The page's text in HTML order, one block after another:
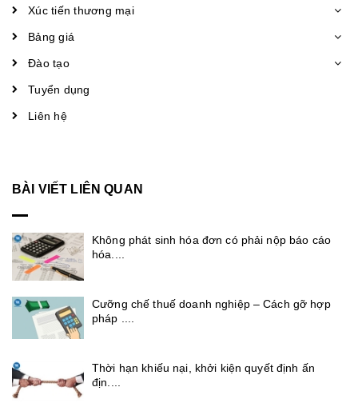
Xúc tiến thương mại
Bảng giá
Đào tạo
Tuyển dụng
Liên hệ
BÀI VIẾT LIÊN QUAN
Không phát sinh hóa đơn có phải nộp báo cáo
hóa....
Cưỡng chế thuế doanh nghiệp – Cách gỡ hợp
pháp ....
Thời hạn khiếu nại, khởi kiện quyết định ấn
địn....